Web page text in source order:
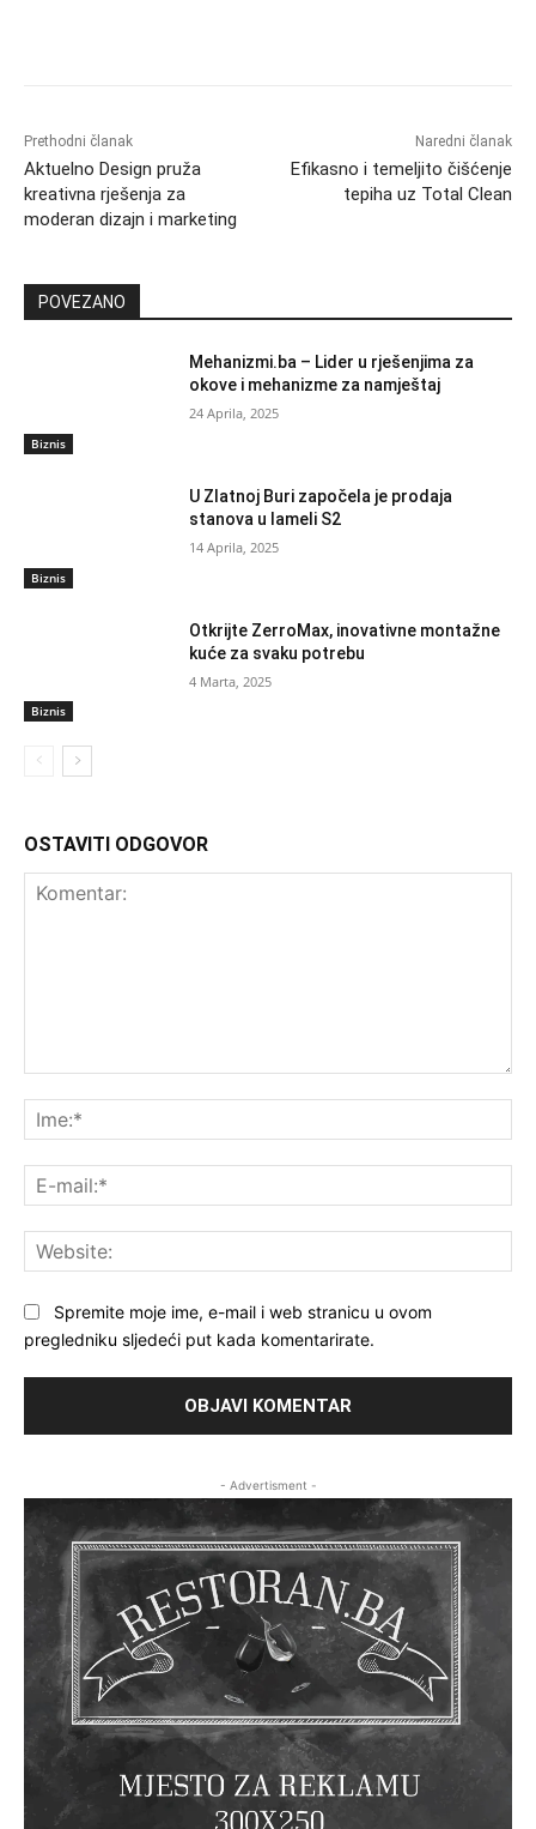
Prethodni članak
Aktuelno Design pruža
kreativna rješenja za
moderan dizajn i marketing
Naredni članak
Efikasno i temeljito čišćenje
tepiha uz Total Clean
POVEZANO
Biznis
Mehanizmi.ba – Lider u rješenjima za
okove i mehanizme za namještaj
24 Aprila, 2025
Biznis
U Zlatnoj Buri započela je prodaja
stanova u lameli S2
14 Aprila, 2025
Biznis
Otkrijte ZerroMax, inovativne montažne
kuće za svaku potrebu
4 Marta, 2025
OSTAVITI ODGOVOR
Spremite moje ime, e-mail i web stranicu u ovom
pregledniku sljedeći put kada komentarirate.
- Advertisment -